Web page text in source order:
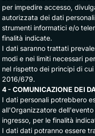
per impedire accesso,
autorizzata dei dati
strumenti informatici e/o
finalità indicate.
I dati saranno trattati
modi e nei limiti necessari
nel rispetto dei principi di
2016/679.
4 - COMUNICAZIONE DEI
I dati personali potrebbero
all'Organizzatore
ingresso, per le finalità
I dati dati potranno essere